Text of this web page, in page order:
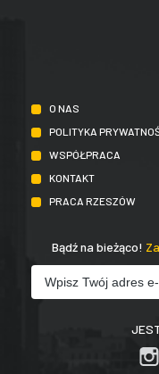
O NAS
POLITYKA
WSPÓŁPRACA
KONTAKT
PRACA RZESZÓW
Bądź na bieżąco!